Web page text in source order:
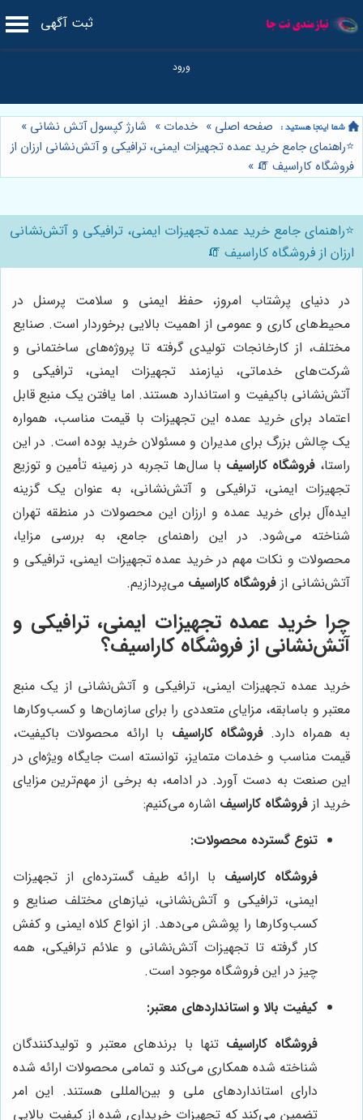
ثبت آگهی
صفحه اصلی » خدمات » شارژ کپسول آتش نشانی »
⭐️راهنمای جامع خرید عمده تجهیزات ایمنی، ترافیکی و آتش‌نشانی ارزان از
فروشگاه کاراسیف 🧯 »
⭐️راهنمای جامع خرید عمده تجهیزات ایمنی، ترافیکی و آتش‌نشانی
ارزان از فروشگاه کاراسیف 🧯
در دنیای پرشتاب امروز، حفظ ایمنی و سلامت پرسنل در
محیط‌های کاری و عمومی از اهمیت بالایی برخوردار است. صنایع
مختلف، از کارخانجات تولیدی گرفته تا پروژه‌های ساختمانی و
شرکت‌های خدماتی، نیازمند تجهیزات ایمنی، ترافیکی و
آتش‌نشانی باکیفیت و استاندارد هستند. اما یافتن یک منبع قابل
اعتماد برای خرید عمده این تجهیزات با قیمت مناسب، همواره
یک چالش بزرگ برای مدیران و مسئولان خرید بوده است. در این
راستا،فروشگاه کاراسیف با سال‌ها تجربه در زمینه تأمین و توزیع
تجهیزات ایمنی، ترافیکی و آتش‌نشانی، به عنوان یک گزینه
ایده‌آل برای خرید عمده و ارزان این محصولات در منطقه تهران
شناخته می‌شود. در این راهنمای جامع، به بررسی مزایا،
محصولات و نکات مهم در خرید عمده تجهیزات ایمنی، ترافیکی و
آتش‌نشانی از فروشگاه کاراسیف می‌پردازیم.
چرا خرید عمده تجهیزات ایمنی، ترافیکی و
آتش‌نشانی ازفروشگاه کاراسیف؟
خرید عمده تجهیزات ایمنی، ترافیکی و آتش‌نشانی از یک منبع
معتبر و باسابقه، مزایای متعددی را برای سازمان‌ها و کسب‌وکارها
به همراه دارد.فروشگاه کاراسیف با ارائه محصولات باکیفیت،
قیمت مناسب و خدمات متمایز، توانسته است جایگاه ویژه‌ای در
این صنعت به دست آورد. در ادامه، به برخی از مهم‌ترین مزایای
خرید از فروشگاه کاراسیف اشاره می‌کنیم:
تنوع گسترده محصولات:
فروشگاه کاراسیف با ارائه طیف گسترده‌ای از تجهیزات
ایمنی، ترافیکی و آتش‌نشانی، نیازهای مختلف صنایع و
کسب‌وکارها را پوشش می‌دهد. از انواع کلاه ایمنی و کفش
کار گرفته تا تجهیزات آتش‌نشانی و علائم ترافیکی، همه
چیز در این فروشگاه موجود است.
کیفیت بالا و استانداردهای معتبر:
فروشگاه کاراسیف تنها با برندهای معتبر و تولیدکنندگان
شناخته شده همکاری می‌کند و تمامی محصولات ارائه شده
دارای استانداردهای ملی و بین‌المللی هستند. این امر
تضمین می‌کند که تجهیزات خریداری شده از کیفیت بالایی